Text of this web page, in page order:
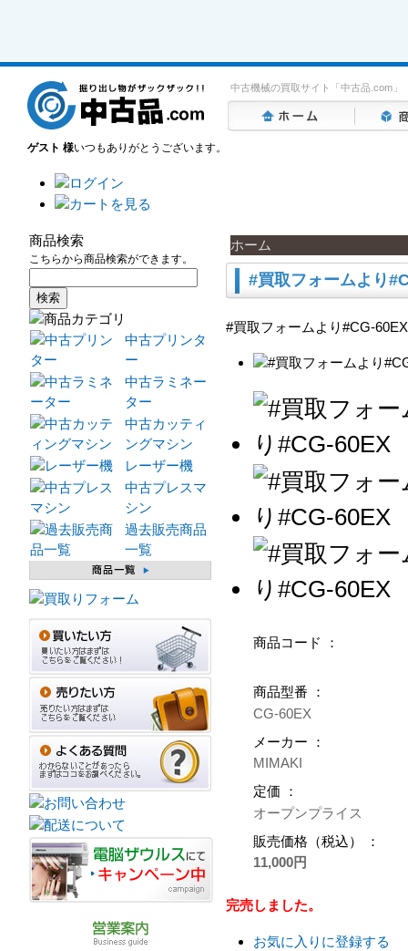
中古機械の買取サイト「中古品.com」
ゲスト 様いつもありがとうございます。
ホーム
#買取フォームより
#買取フォームより#CG-60EX
商品コード ：
商品型番 ：
CG-60EX
メーカー ：
MIMAKI
定価 ：
オープンプライス
販売価格（税込） ：
11,000円
完売しました。
お気に入りに登録する
商品検索
こちらから商品検索ができます。
中古プリンタ
ー
中古ラミネー
ター
中古カッティ
ングマシン
レーザー機
中古プレスマ
シン
過去販売商品
一覧